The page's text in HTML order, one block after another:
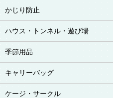
かじり防止
ハウス・トンネル・遊び場
季節用品
キャリーバッグ
ケージ・サークル